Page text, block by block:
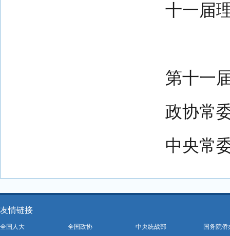
十一届
第十一
政协常
中央常
友情链接
全国人大 全国政协 中央统战部
国务院侨